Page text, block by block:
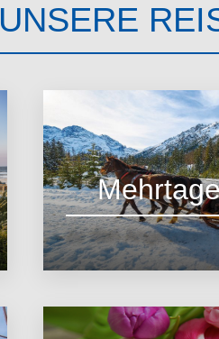
UNSERE
zu den Angeboten